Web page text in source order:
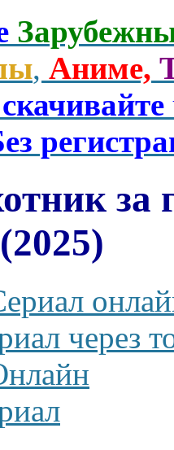
, Аниме,
скачивайте
за
через